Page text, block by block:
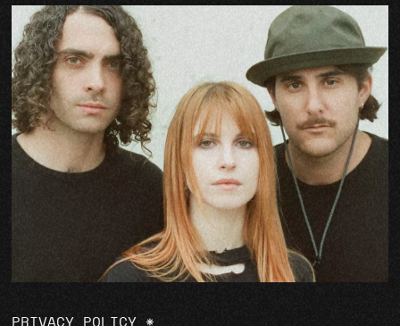
PRIVACY POLICY *